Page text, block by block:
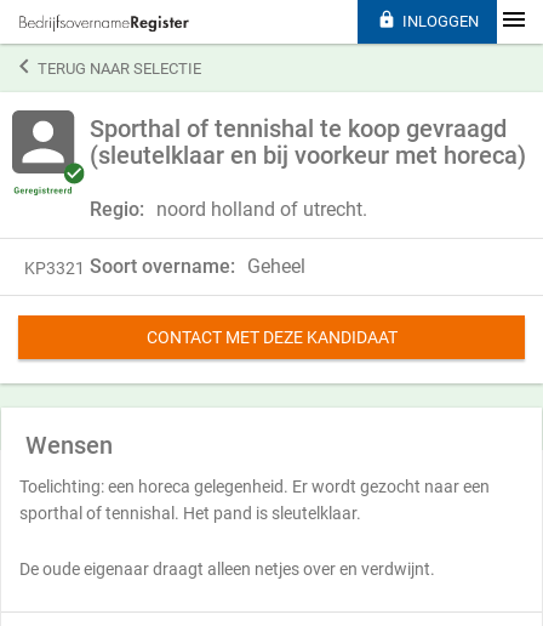
TERUG NAAR SELECTIE
Sporthal of tennishal te koop gevraagd
(sleutelklaar en bij voorkeur met horeca)
Regio: noord holland of utrecht.
KP3321 Soort overname: Geheel
CONTACT MET DEZE KANDIDAAT
Wensen
Toelichting: een horeca gelegenheid. Er wordt gezocht naar een
sporthal of tennishal. Het pand is sleutelklaar.
De oude eigenaar draagt alleen netjes over en verdwijnt.
 INLOGGEN